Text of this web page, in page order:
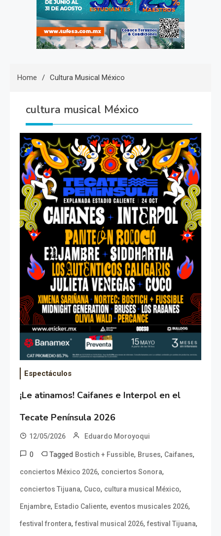
Home Cultura Musical México
cultura musical México
Espectáculos
¡Le atinamos! Caifanes e Interpol en el
Tecate Península 2026
12/05/2026 Eduardo Moroyoqui
0 Tagged Bostich + Fussible, Bruses, Caifanes,
conciertos México 2026, conciertos Sonora,
conciertos Tijuana, Cuco, cultura musical México,
Enjambre, Estadio Caliente, eventos musicales 2026,
festival frontera, festival musical 2026, festival Tijuana,